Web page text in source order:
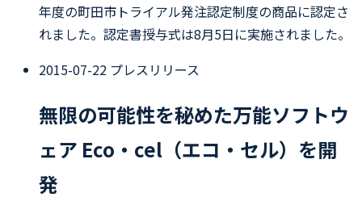
年度の町田市トライアル発注認定制度の商品に認定さ
れました。認定書授与式は8月5日に実施されました。
2015-07-22 プレスリリース
無限の可能性を秘めた万能ソフトウ
ェア Eco・cel（エコ・セル）を開
発